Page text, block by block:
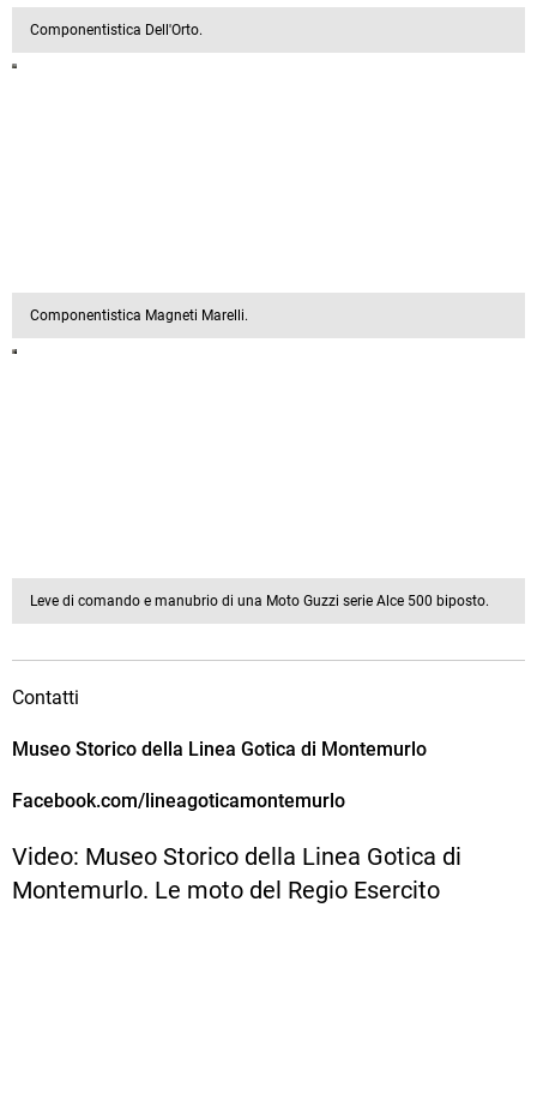
Componentistica Dell'Orto.
Componentistica Magneti Marelli.
Leve di comando e manubrio di una Moto Guzzi serie Alce 500 biposto.
Contatti
Museo Storico della Linea Gotica di Montemurlo
Facebook.com/lineagoticamontemurlo
Video: Museo Storico della Linea Gotica di
Montemurlo. Le moto del Regio Esercito